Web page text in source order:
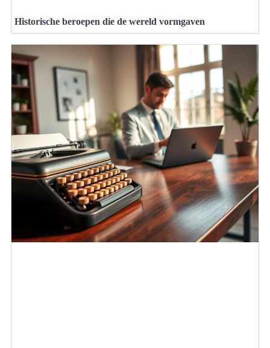
Historische beroepen die de wereld vormgaven